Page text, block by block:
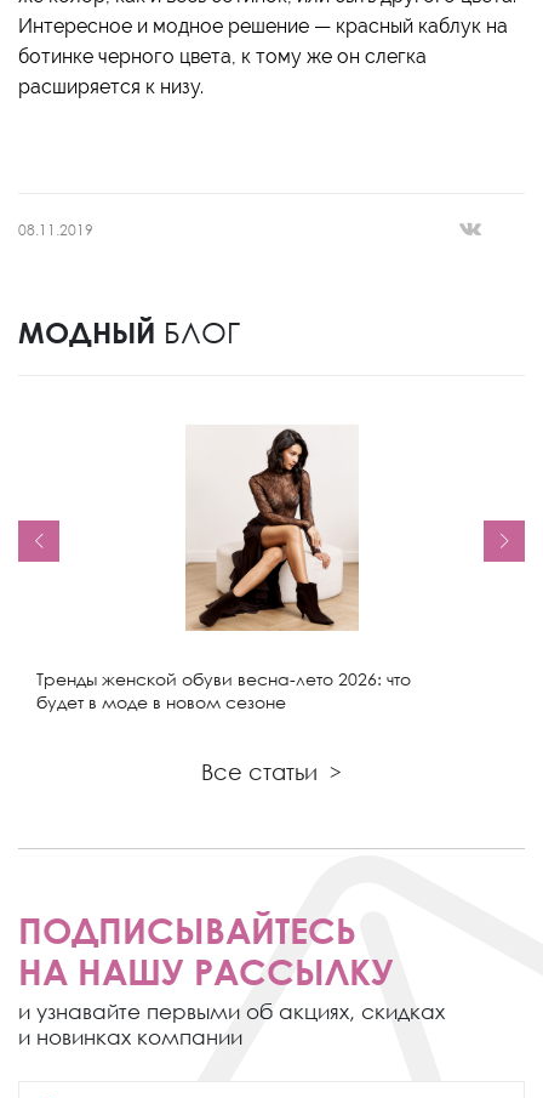
Интересное и модное решение — красный каблук на
ботинке черного цвета, к тому же он слегка
расширяется к низу.
08.11.2019
МОДНЫЙ БЛОГ
Тренды женской обуви весна-лето 2026: что
будет в моде в новом сезоне
Все статьи >
ПОДПИСЫВАЙТЕСЬ
НА НАШУ РАССЫЛКУ
и узнавайте первыми об акциях, скидках
и новинках компании